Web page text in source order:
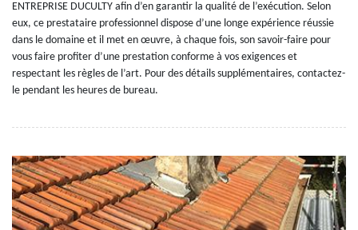
ENTREPRISE DUCULTY afin d’en garantir la qualité de l’exécution. Selon
eux, ce prestataire professionnel dispose d’une longe expérience réussie
dans le domaine et il met en œuvre, à chaque fois, son savoir-faire pour
vous faire profiter d’une prestation conforme à vos exigences et
respectant les règles de l’art. Pour des détails supplémentaires, contactez-
le pendant les heures de bureau.